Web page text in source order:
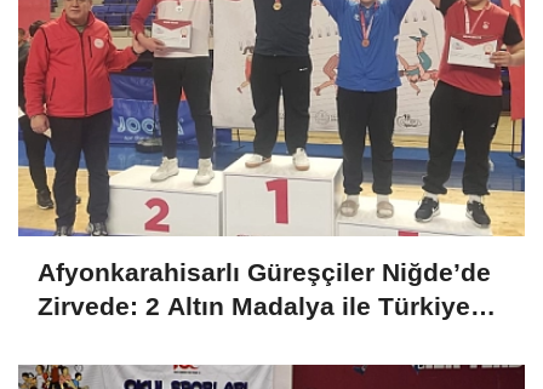
Afyonkarahisarlı Güreşçiler Niğde’de
Zirvede: 2 Altın Madalya ile Türkiye